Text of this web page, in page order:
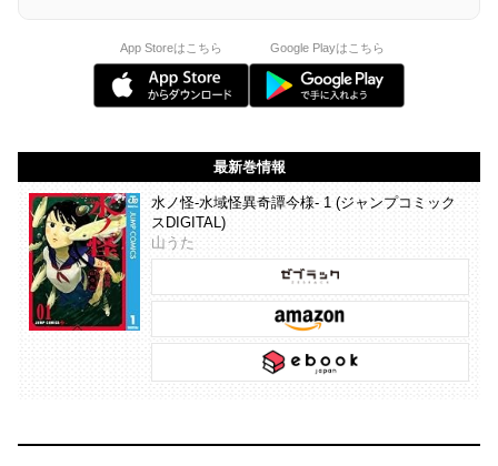
App Storeはこちら Google Playはこちら
最新巻情報
水ノ怪-水域怪異奇譚今様- 1 (ジャンプコミック
スDIGITAL)
山うた